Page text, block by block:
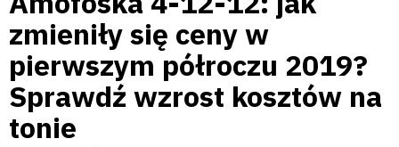
zmieniły się ceny w
pierwszym półroczu 2019?
Sprawdź wzrost kosztów na
tonie